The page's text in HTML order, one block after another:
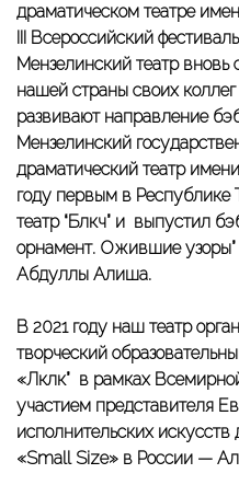
драматическом театре
III Всероссийский
Мензелинский театр вновь
нашей страны своих
развивают направление
Мензелинский
драматический театр
году первым в Республике
театр “Бәләкәч” и выпустил
орнамент. Ожившие узоры”
Абдуллы Алиша.
В 2021 году наш театр
творческий
«Ләкләк” в рамках
участием представителя
исполнительских
«Small Size» в России —